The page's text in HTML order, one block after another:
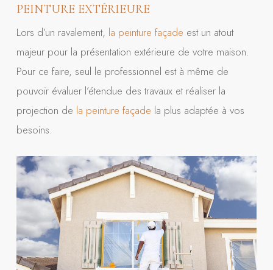
PEINTURE EXTÉRIEURE
Lors d’un ravalement, la peinture façade est un atout
majeur pour la présentation extérieure de votre maison.
Pour ce faire, seul le professionnel est à même de
pouvoir évaluer l’étendue des travaux et réaliser la
projection de la peinture façade la plus adaptée à vos
besoins.